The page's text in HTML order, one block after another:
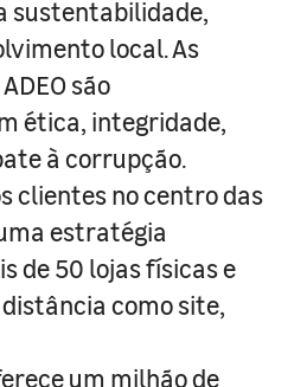
sustentabilidade,
local. As
são
ética, integridade,
à corrupção.
clientes no centro das
estratégia
de 50 lojas físicas e
como site,
um milhão de